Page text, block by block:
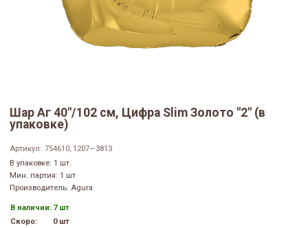
Шар Аг 40"/102 см, Цифра Slim Золото "2" (в
упаковке)
Артикул: 754610, 1207—3813
В упаковке: 1 шт.
Мин. партия: 1 шт
Производитель: Agura
В наличии: 7 шт
Скоро:
0 шт